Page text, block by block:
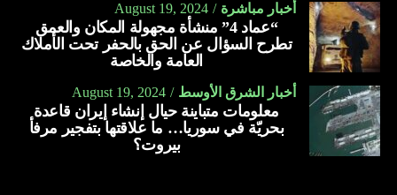
أخبار مباشرة August 19, 2024
“عماد 4” منشأة مجهولة المكان والعمق
تطرح السؤال عن الحق بالحفر تحت الأملاك
العامة والخاصة
أخبار الشرق الأوسط August 19, 2024
معلومات متباينة حيال إنشاء إيران قاعدة
بحريّة في سوريا… ما علاقتها بتفجير مرفأ
بيروت؟